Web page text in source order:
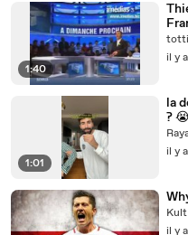
1:40
il y
1:01
la
?
il y
il y